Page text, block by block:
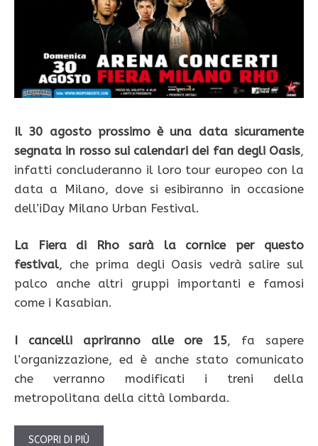
Il 30 agosto prossimo è una data sicuramente
segnata in rosso sui calendari dei fan degli Oasis,
infatti concluderanno il loro tour europeo con la
data a Milano, dove si esibiranno in occasione
dell’iDay Milano Urban Festival.
La Fiera di Rho sarà la cornice per questo
festival, che prima degli Oasis vedrà salire sul
palco anche altri gruppi importanti e famosi
come i Kasabian.
I cancelli apriranno alle ore 15, fa sapere
l’organizzazione, ed è anche stato comunicato
che verranno modificati i treni della
metropolitana della città lombarda.
SCOPRI DI PIÙ